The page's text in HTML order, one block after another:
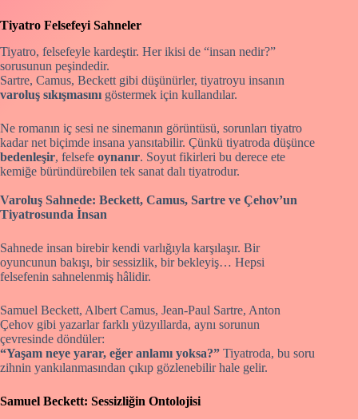
Tiyatro Felsefeyi Sahneler
Tiyatro, felsefeyle kardeştir. Her ikisi de “insan nedir?”
sorusunun peşindedir.
Sartre, Camus, Beckett gibi düşünürler, tiyatroyu insanın
varoluş sıkışmasını göstermek için kullandılar.
Ne romanın iç sesi ne sinemanın görüntüsü, sorunları tiyatro
kadar net biçimde insana yansıtabilir. Çünkü tiyatroda düşünce
bedenleşir, felsefe oynanır. Soyut fikirleri bu derece ete
kemiğe büründürebilen tek sanat dalı tiyatrodur.
Varoluş Sahnede: Beckett, Camus, Sartre ve Çehov’un
Tiyatrosunda İnsan
Sahnede insan birebir kendi varlığıyla karşılaşır. Bir
oyuncunun bakışı, bir sessizlik, bir bekleyiş… Hepsi
felsefenin sahnelenmiş hâlidir.
Samuel Beckett, Albert Camus, Jean-Paul Sartre, Anton
Çehov gibi yazarlar farklı yüzyıllarda, aynı sorunun
çevresinde döndüler:
“Yaşam neye yarar, eğer anlamı yoksa?” Tiyatroda, bu soru
zihnin yankılanmasından çıkıp gözlenebilir hale gelir.
Samuel Beckett: Sessizliğin Ontolojisi